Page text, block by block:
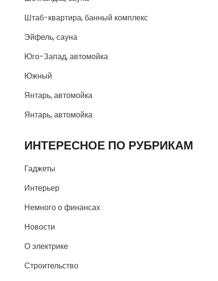
Штаб-квартира, банный комплекс
Эйфель, сауна
Юго-Запад, автомойка
Южный
Янтарь, автомойка
Янтарь, автомойка
ИНТЕРЕСНОЕ ПО РУБРИКАМ
Гаджеты
Интерьер
Немного о финансах
Новости
О электрике
Строительство